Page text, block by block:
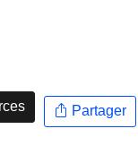
Partager